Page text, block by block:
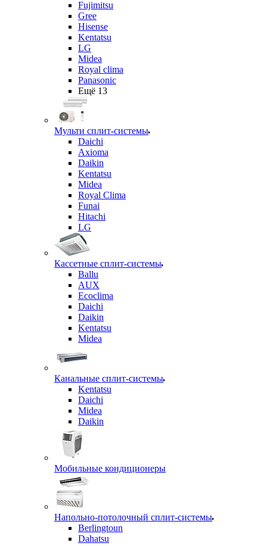
Fujimitsu
Gree
Hisense
Kentatsu
LG
Midea
Royal clima
Panasonic
Ещё 13
Мульти сплит-системы
Daichi
Axioma
Daikin
Kentatsu
Midea
Royal Clima
Funai
Hitachi
LG
Кассетные сплит-системы
Ballu
AUX
Ecoclima
Daichi
Daikin
Kentatsu
Midea
Канальные сплит-системы
Kentatsu
Daichi
Midea
Daikin
Мобильные кондиционеры
Напольно-потолочный сплит-системы
Berlingtoun
Dahatsu